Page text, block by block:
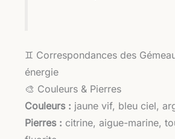
♊ Correspondances des
énergie
🎨 Couleurs & Pierres
Couleurs : jaune vif, bleu ciel,
Pierres : citrine, aigue-marine,